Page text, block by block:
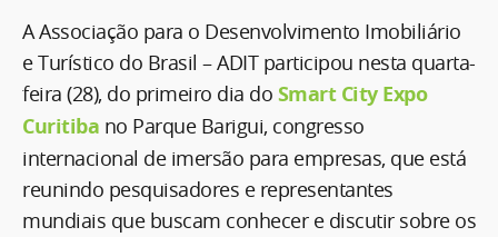
A Associação para o Desenvolvimento Imobiliário
e Turístico do Brasil – ADIT participou nesta quarta-
feira (28), do primeiro dia do Smart City Expo
Curitiba no Parque Barigui, congresso
internacional de imersão para empresas, que está
reunindo pesquisadores e representantes
mundiais que buscam conhecer e discutir sobre os